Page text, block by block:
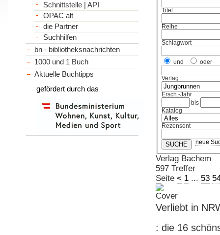
Titel
Reihe
Schlagwort
und oder
Verlag
Ersch.-Jahr
bis
Katalog
Rezensent
neue
Verlag Bachem
597 Treffer
Seite < 1... 53
Verliebt in
: die 16
Schnittstelle | API
OPAC alt
die Partner
Suchhilfen
bn - bibliotheksnachrichten
1000 und 1 Buch
Aktuelle Buchtipps
gefördert durch das